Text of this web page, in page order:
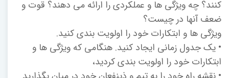
کنند؟ چه ویژگی ها و عملکردی را ارائه می دهند؟ قوت و
ضعف آنها در چیست؟
ویژگی ها و ابتکارات خود را اولویت بندی کنید.
• یک جدول زمانی ایجاد کنید. هنگامی که ویژگی ها و
ابتکارات خود را اولویت بندی کردید،